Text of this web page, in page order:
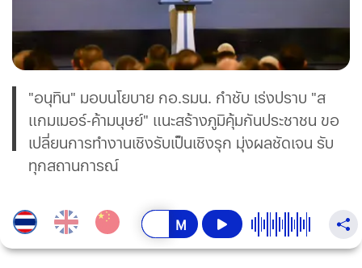
"อนุทิน​" มอบนโยบาย​ กอ.รมน.​ กำชับ​ เร่งปราบ "ส
แกมเมอร์-​ค้ามนุษย์"​ แนะสร้างภูมิคุ้มกัน​ประชาชน​ ขอ
เปลี่ยนการทำงานเชิงรับเป็นเชิงรุก​ มุ่งผลชัดเจน​ รับ
ทุกสถานการณ์​